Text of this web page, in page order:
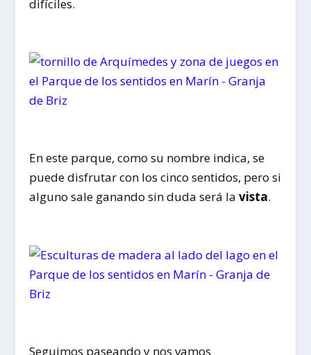
difíciles.
En este parque, como su nombre indica, se
puede disfrutar con los cinco sentidos, pero si
alguno sale ganando sin duda será lavista.
Seguimos paseando y nos vamos